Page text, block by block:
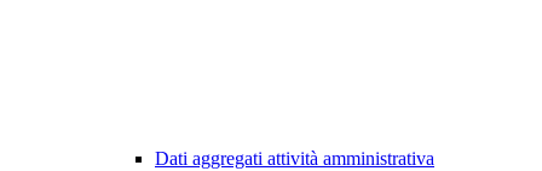
Dati aggregati attività amministrativa